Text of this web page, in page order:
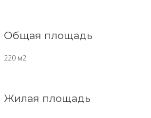
Общая площадь
220 м2
Жилая площадь